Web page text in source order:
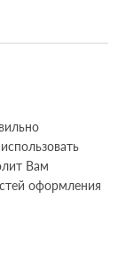
Вам
оформления